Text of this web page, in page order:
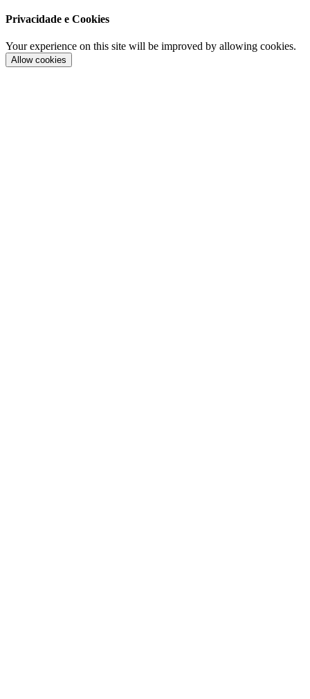
Privacidade e Cookies
Your experience on this site will be improved by allowing cookies.
Allow cookies